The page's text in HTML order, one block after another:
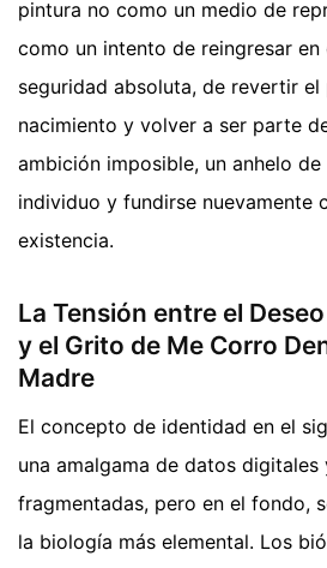
pintura no como un medio de
como un intento de reingresar en
seguridad absoluta, de revertir el
nacimiento y volver a ser parte
ambición imposible, un anhelo
individuo y fundirse nuevamente
existencia.
La Tensión entre el
y el Grito de Me Corro
Madre
El concepto de identidad en el
una amalgama de datos digitales
fragmentadas, pero en el fondo,
la biología más elemental. Los